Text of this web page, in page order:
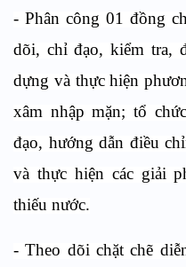
- Phân công 01 đồng
dõi, chỉ đạo, kiểm tra,
dựng và thực hiện
xâm nhập mặn; tổ
đạo, hướng dẫn điều
và thực hiện các giải
thiếu nước.
- Theo dõi chặt chẽ